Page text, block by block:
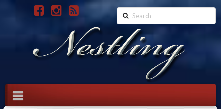
Search
Navigation